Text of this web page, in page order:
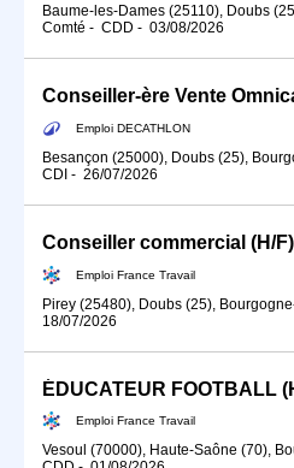
Baume-les-Dames (25110), Doubs
Comté - CDD - 03/08/2026
Conseiller-ère Vente
Emploi DECATHLON
Besançon (25000), Doubs (25),
CDI - 26/07/2026
Conseiller commercial (H/
Emploi France Travail
Pirey (25480), Doubs (25),
18/07/2026
ÉDUCATEUR FOOTBALL
Emploi France Travail
Vesoul (70000), Haute-Saône (70),